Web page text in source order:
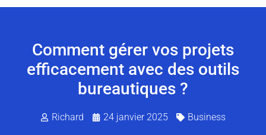
Comment gérer vos projets
efficacement avec des outils
bureautiques ?
Richard 24 janvier 2025 Business